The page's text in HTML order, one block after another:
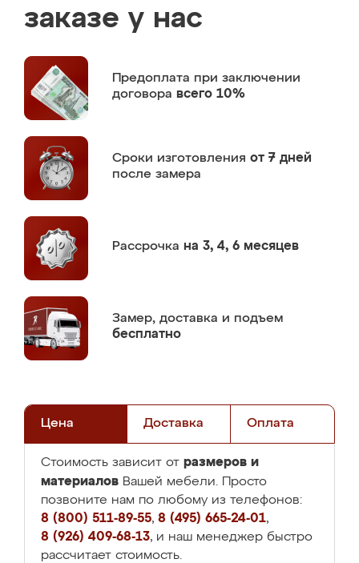
заказе у нас
Предоплата при заключении
договора всего 10%
Сроки изготовления от 7 дней
после замера
Рассрочка на 3, 4, 6 месяцев
Замер, доставка и подъем
бесплатно
Цена Доставка Оплата
Стоимость зависит от размеров и
материалов Вашей мебели. Просто
позвоните нам по любому из телефонов:
8 (800) 511-89-55, 8 (495) 665-24-01,
8 (926) 409-68-13, и наш менеджер быстро
рассчитает стоимость.